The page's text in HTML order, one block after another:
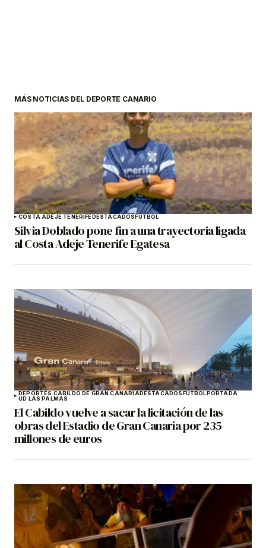
MÁS NOTICIAS DEL DEPORTE CANARIO
COSTA ADEJE TENERIFEDESTACADOSFÚTBOL
Silvia Doblado pone fin a una trayectoria ligada
al Costa Adeje Tenerife Egatesa
DEPORTES CABILDO DE GRAN CANARIADESTACADOSFÚTBOLPORTADA
UD LAS PALMAS
El Cabildo vuelve a sacar la licitación de las
obras del Estadio de Gran Canaria por 235
millones de euros